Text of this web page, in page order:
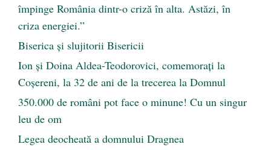
împinge România dintr-o criză în alta. Astăzi, în
criza energiei.”
Biserica și slujitorii Bisericii
Ion și Doina Aldea-Teodorovici, comemorați la
Coșereni, la 32 de ani de la trecerea la Domnul
350.000 de români pot face o minune! Cu un singur
leu de om
Legea deocheată a domnului Dragnea